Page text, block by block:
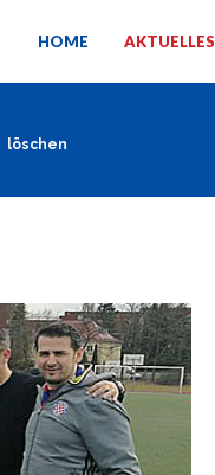
HOME AKTUELLES
löschen